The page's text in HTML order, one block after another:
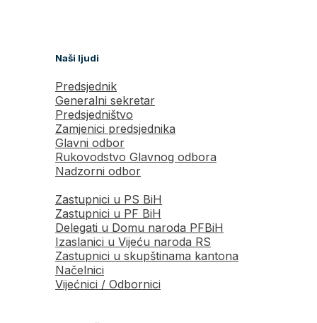
Naši ljudi
Predsjednik
Generalni sekretar
Predsjedništvo
Zamjenici predsjednika
Glavni odbor
Rukovodstvo Glavnog odbora
Nadzorni odbor
Zastupnici u PS BiH
Zastupnici u PF BiH
Delegati u Domu naroda PFBiH
Izaslanici u Vijeću naroda RS
Zastupnici u skupštinama kantona
Načelnici
Vijećnici / Odbornici